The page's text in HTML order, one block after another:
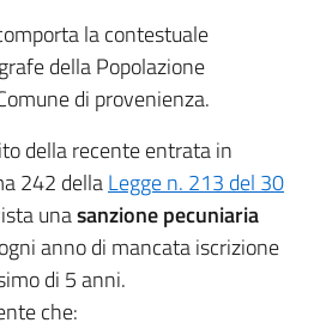
la contestuale
della Popolazione
di provenienza.
della recente entrata in
242 dellaLegge n. 213 del 30
unasanzione pecuniaria
anno di mancata iscrizione
di 5 anni.
che: